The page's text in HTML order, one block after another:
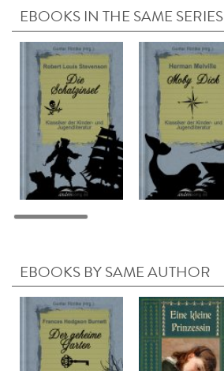
EBOOKS IN THE SAME SERIES
EBOOKS BY SAME AUTHOR